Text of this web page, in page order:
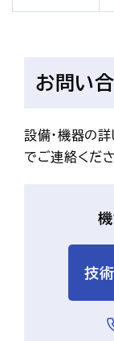
お問い
設備・機器の
でご連絡くださ
技